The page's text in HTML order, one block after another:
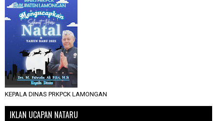
KEPALA DINAS PRKPCK LAMONGAN
IKLAN UCAPAN NATARU